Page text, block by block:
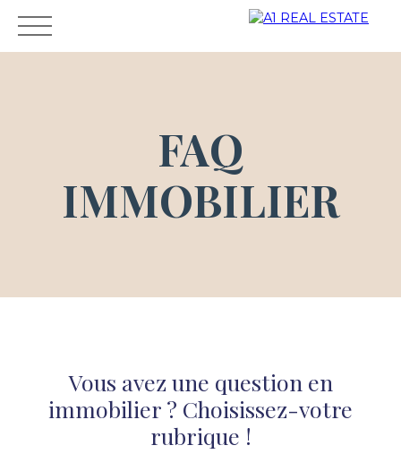
VENTE PROPRIETAIRE
Espace
propriét
CONTAC
ESTIMA
FAQ
IMMOBILIER
Vous avez une question en
immobilier ? Choisissez-votre
rubrique !